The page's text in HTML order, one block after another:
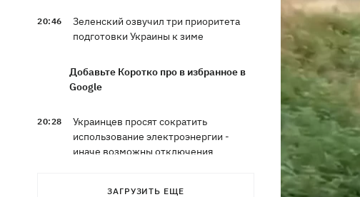
20:46
Зеленский озвучил три приоритета
подготовки Украины к зиме
Добавьте Коротко про в избранное в
Google
20:28
Украинцев просят сократить
использование электроэнергии -
иначе возможны отключения
Тайский футболист погиб от удара
ЗАГРУЗИТЬ ЕЩЕ